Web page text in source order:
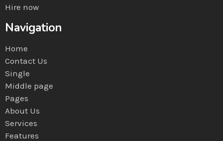
Hire now
Navigation
Home
Contact Us
Single
Middle page
Pages
About Us
Services
Features